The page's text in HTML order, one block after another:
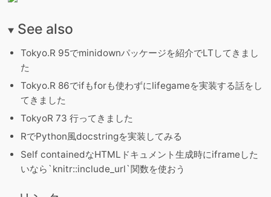
See also
Tokyo.R 95でminidownパッケージを紹介でLTしてきまし
た
Tokyo.R 86でifもforも使わずにlifegameを実装する話をし
てきました
TokyoR 73 行ってきました
RでPython風docstringを実装してみる
Self containedなHTMLドキュメント生成時にiframeした
いなら`knitr::include_url`関数を使おう